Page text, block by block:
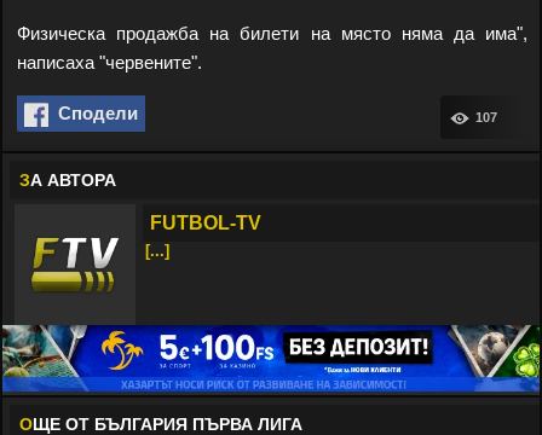
Физическа продажба на билети на място няма да има",
написаха "червените".
Сподели 107
ЗА АВТОРА
FUTBOL-TV
[...]
ОЩЕ ОТ БЪЛГАРИЯ ПЪРВА ЛИГА